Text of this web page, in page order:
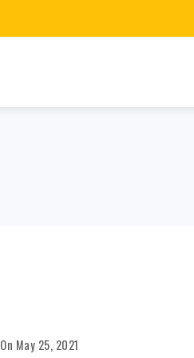
On May 25, 2021